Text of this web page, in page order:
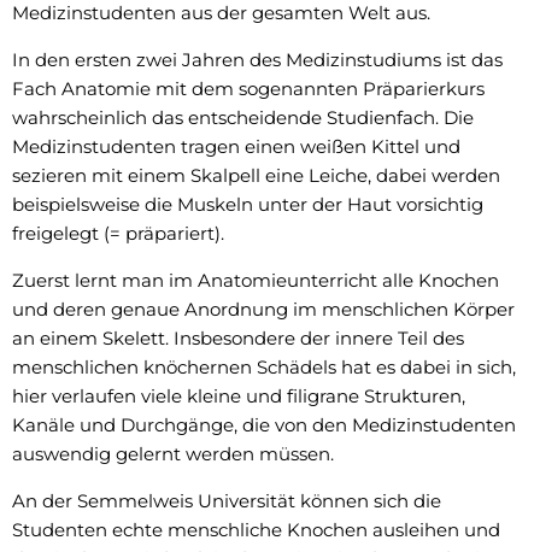
Medizinstudenten aus der gesamten Welt aus.
In den ersten zwei Jahren des Medizinstudiums ist das
Fach Anatomie mit dem sogenannten Präparierkurs
wahrscheinlich das entscheidende Studienfach. Die
Medizinstudenten tragen einen weißen Kittel und
sezieren mit einem Skalpell eine Leiche, dabei werden
beispielsweise die Muskeln unter der Haut vorsichtig
freigelegt (= präpariert).
Zuerst lernt man im Anatomieunterricht alle Knochen
und deren genaue Anordnung im menschlichen Körper
an einem Skelett. Insbesondere der innere Teil des
menschlichen knöchernen Schädels hat es dabei in sich,
hier verlaufen viele kleine und filigrane Strukturen,
Kanäle und Durchgänge, die von den Medizinstudenten
auswendig gelernt werden müssen.
An der Semmelweis Universität können sich die
Studenten echte menschliche Knochen ausleihen und